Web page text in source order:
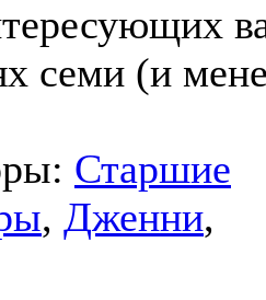
семи (и
Старшие
, Дженни,